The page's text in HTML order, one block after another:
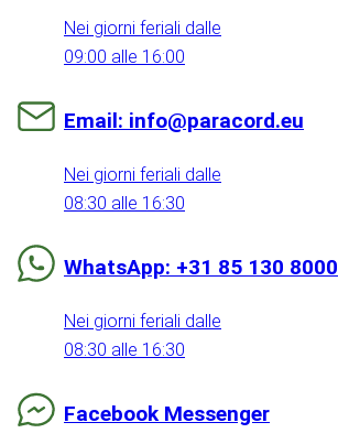
Nei giorni feriali dalle
09:00 alle 16:00
Email: info@paracord.eu
Nei giorni feriali dalle
08:30 alle 16:30
WhatsApp: +31 85 130 8000
Nei giorni feriali dalle
08:30 alle 16:30
Facebook Messenger